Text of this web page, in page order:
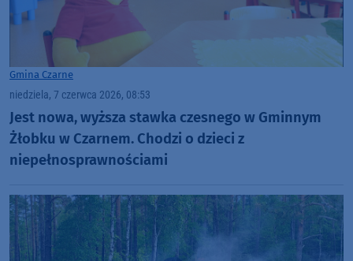
Gmina Czarne
niedziela, 7 czerwca 2026, 08:53
Jest nowa, wyższa stawka czesnego w Gminnym
Żłobku w Czarnem. Chodzi o dzieci z
niepełnosprawnościami